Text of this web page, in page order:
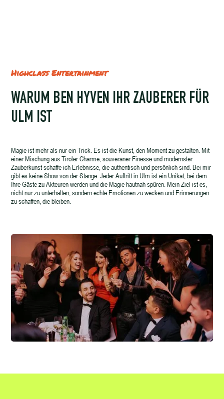
Highclass Entertainment
WARUM BEN HYVEN IHR ZAUBERER FÜR
ULM IST
Magie ist mehr als nur ein Trick. Es ist die Kunst, den Moment zu gestalten. Mit
einer Mischung aus Tiroler Charme, souveräner Finesse und modernster
Zauberkunst schaffe ich Erlebnisse, die authentisch und persönlich sind. Bei mir
gibt es keine Show von der Stange. Jeder Auftritt in Ulm ist ein Unikat, bei dem
Ihre Gäste zu Akteuren werden und die Magie hautnah spüren. Mein Ziel ist es,
nicht nur zu unterhalten, sondern echte Emotionen zu wecken und Erinnerungen
zu schaffen, die bleiben.